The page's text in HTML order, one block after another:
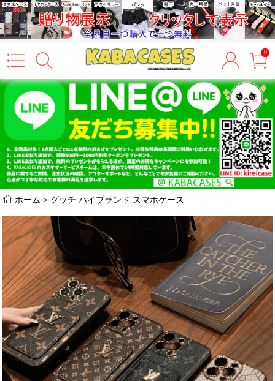
0
ホーム > グッチ ハイブランド スマホケース